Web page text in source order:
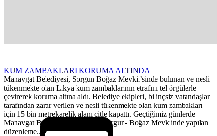
KUM ZAMBAKLARI KORUMA ALTINDA
Manavgat Belediyesi, Sorgun Boğaz Mevkii’sinde bulunan ve nesli
tükenmekte olan Likya kum zambaklarının etrafını tel örgülerle
çevirerek koruma altına aldı. Belediye ekipleri, bilinçsiz vatandaşlar
tarafından zarar verilen ve nesli tükenmekte olan kum zambakları
için 15 bin metrekarelik alanı çitle kapattı. Geçtiğimiz günlerde
Manavgat Belediyesi tarafından Sorgun- Boğaz Mevkiinde yapılan
düzenleme...